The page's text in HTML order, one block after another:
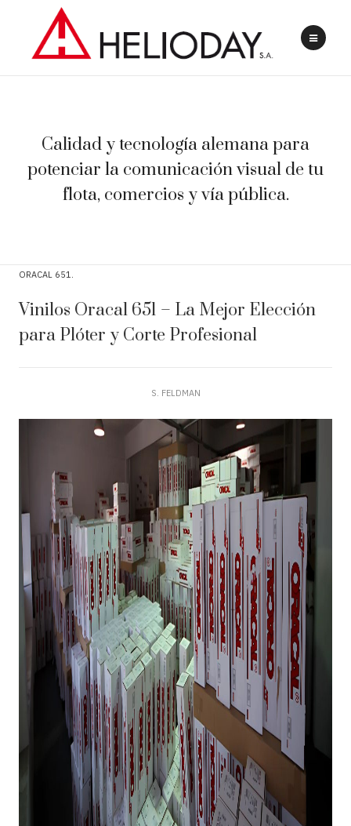
Calidad y tecnología alemana para
potenciar la comunicación visual de tu
flota, comercios y vía pública.
ORACAL 651
Vinilos Oracal 651 – La Mejor Elección
para Plóter y Corte Profesional
S. FELDMAN